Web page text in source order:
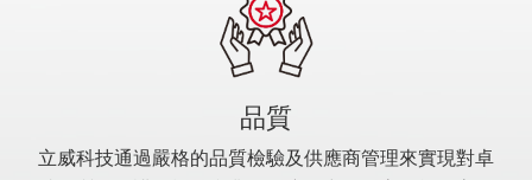
品質
立威科技通過嚴格的品質檢驗及供應商管理來實現對卓